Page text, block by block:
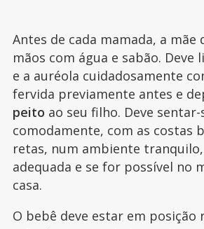
Antes de cada mamada, a mãe
mãos com água e sabão.
e a auréola cuidadosamente
fervida previamente antes e
peito ao seu filho. Deve sentar-
comodamente, com as costas
retas, num ambiente
adequada e se for possível no
casa.
O bebê deve estar em posição